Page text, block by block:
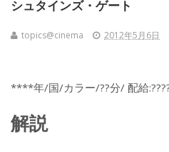
シュタインズ・ゲート
topics@cinema 2012年5月6日
****年/国/カラー/??分/ 配給
解説